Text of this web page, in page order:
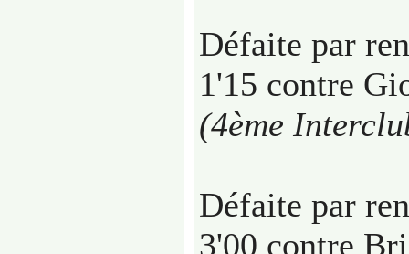
Défaite par
1'15 contre
(4ème
Défaite par
3'00 contre